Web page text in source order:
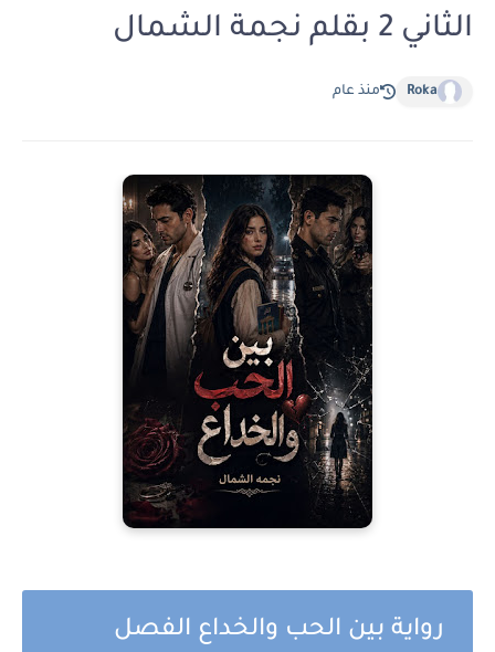
الثاني 2 بقلم نجمة الشمال
Roka منذ عام
رواية بين الحب والخداع الفصل